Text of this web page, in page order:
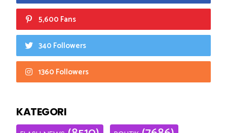
5,600 Fans
340 Followers
1360 Followers
KATEGORI